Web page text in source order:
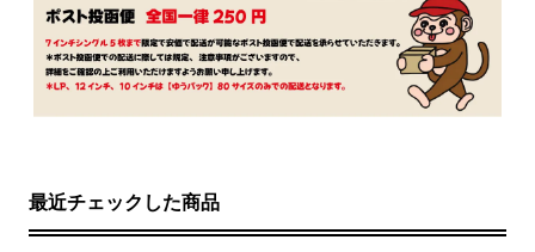
最近チェックした商品